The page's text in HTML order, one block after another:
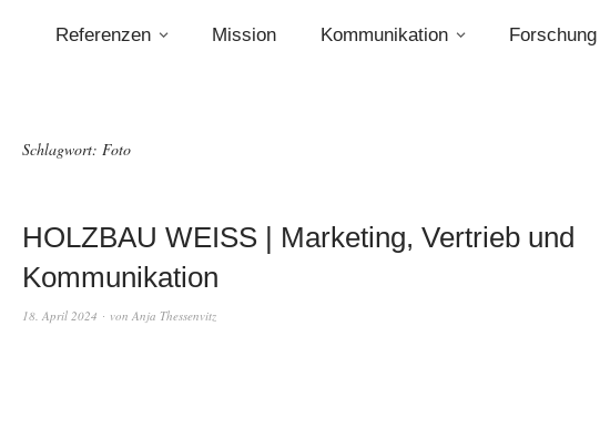
Referenzen Mission Kommunikation Forschung
Schlagwort: Foto
HOLZBAU WEISS | Marketing, Vertrieb und
Kommunikation
18. April 2024 von Anja Thessenvitz